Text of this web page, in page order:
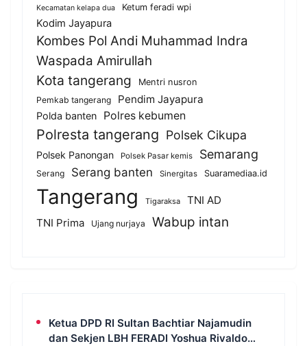
Kecamatan kelapa dua Ketum feradi wpi
Kodim Jayapura
Kombes Pol Andi Muhammad Indra
Waspada Amirullah
Kota tangerang
Mentri nusron
Pemkab tangerang
Pendim Jayapura
Polda banten Polres kebumen
Polresta tangerang Polsek Cikupa
Polsek Panongan Polsek Pasar kemis Semarang
Serang Serang banten Sinergitas Suaramediaa.id
Tangerang Tigaraksa
TNI AD
TNI Prima
Ujang nurjaya Wabup intan
Ketua DPD RI Sultan Bachtiar Najamudin
dan Sekjen LBH FERADI Yoshua Rivaldo